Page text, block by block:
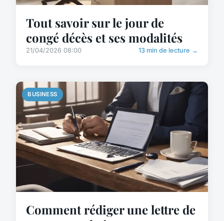
Tout savoir sur le jour de
congé décès et ses modalités
21/04/2026 08:00 13 min de lecture →
BUSINESS
Comment rédiger une lettre de